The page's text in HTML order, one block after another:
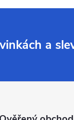
a